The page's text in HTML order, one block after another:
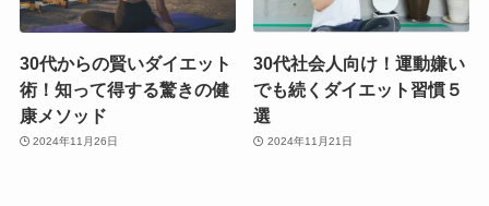
30代からの賢いダイエット
術！知って得する驚きの健
康メソッド
2024年11月26日
30代社会人向け！運動嫌い
でも続くダイエット習慣５
選
2024年11月21日